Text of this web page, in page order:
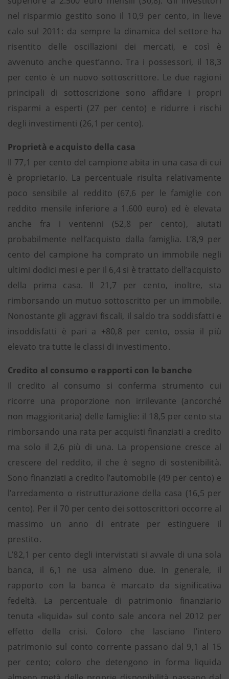
nel risparmio gestito sono il 10,9 per cento, in lieve
calo sul 2011: da sempre la dinamica del settore ha
risentito delle oscillazioni dei mercati, e così è
avvenuto anche quest’anno. Tra i possessori, il 18,3
per cento è un nuovo sottoscrittore. Le due ragioni
principali di sottoscrizione sono affidare i propri
risparmi a esperti (27 per cento) e ridurre i rischi
degli investimenti (26,1 per cento).
Proprietà e acquisto della casa
Il 77,1 per cento del campione abita in una casa di cui
è proprietario. La percentuale risulta relativamente
poco sensibile al reddito (67,6 per le famiglie con
reddito mensile inferiore a 1.600 euro) ed è elevata
anche fra i ventenni (52,8 per cento), aiutati
probabilmente nell’acquisto dalla famiglia. L’8,9 per
cento del campione ha comprato un immobile negli
ultimi dodici mesi e per il 6,4 si è trattato dell’acquisto
della prima casa. Il 21,7 per cento, inoltre, sta
rimborsando un mutuo sottoscritto per un immobile.
Nonostante gli aggravi fiscali, il saldo tra soddisfatti e
insoddisfatti è pari a +80,8 per cento, ossia il più
elevato tra tutte le classi di investimento.
Credito al consumo e rapporti con le banche
Il credito al consumo si conferma strumento cui
ricorre una proporzione non irrilevante (ancorché
non maggioritaria) delle famiglie: il 18,5 per cento sta
rimborsando una rata per acquisti finanziati a credito
ma solo il 2,6 più di una. La propensione cresce al
crescere del reddito, il che è segno di sostenibilità.
Sono finanziati a credito l’automobile (49 per cento) e
l’arredamento o ristrutturazione della casa (16,5 per
cento). Per il 70 per cento dei sottoscrittori occorre al
massimo un anno di entrate per estinguere il
prestito.
L’82,1 per cento degli intervistati si avvale di una sola
banca, il 6,1 ne usa almeno due. In generale, il
rapporto con la banca è marcato da significativa
fedeltà. La percentuale di patrimonio finanziario
tenuta «liquida» sul conto sale ancora nel 2012 per
effetto della crisi. Coloro che lasciano l’intero
patrimonio sul conto corrente passano dal 9,1 al 15
per cento; coloro che detengono in forma liquida